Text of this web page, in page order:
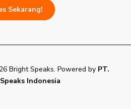
Sekarang!
Bright Speaks. Powered by PT.
Indonesia